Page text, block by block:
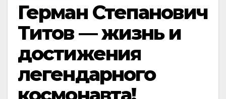
Герман Степанович
Титов — жизнь и
достижения
легендарного